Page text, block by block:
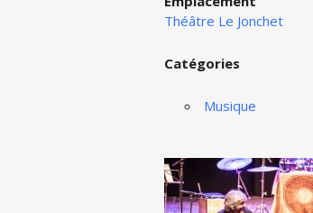
Théâtre Le Jonchet
Catégories
Musique